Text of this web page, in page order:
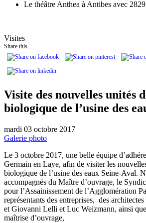
Le théâtre Anthea à Antibes avec
Visites
Share this...
Visite des nouvelles unités
biologique de l’usine des
mardi 03 octobre 2017
Galerie photo
Le 3 octobre 2017, une belle équipe
Germain en Laye, afin de visiter les
biologique de l’usine des eaux Seine-Aval.
accompagnés du Maître d’ouvrage, le
pour l’Assainissement de l’Agglomération
représentants des entreprises, des
et Giovanni Lelli et Luc Weizmann, ainsi que
maîtrise d’ouvrage,